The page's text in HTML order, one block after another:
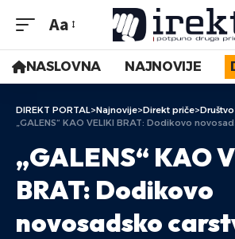
Aa
NASLOVNA NAJNOVIJE
DIREKT PORTAL>Najnovije>Direkt priče>Društvo
„GALENS“ KAO VELIKI BRAT: Dodikovo
„GALENS“ KAO
BRAT: Dodikovo
novosadsko